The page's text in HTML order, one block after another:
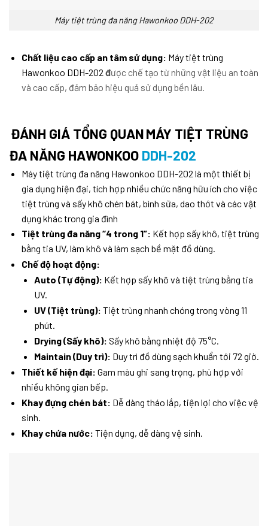
Máy tiệt trùng đa năng Hawonkoo DDH-202
Chất liệu cao cấp an tâm sử dụng: Máy tiệt trùng
Hawonkoo DDH-202 được chế tạo từ những vật liệu an toàn
và cao cấp, đảm bảo hiệu quả sử dụng bền lâu.
ĐÁNH GIÁ TỔNG QUANMÁY TIỆT TRÙNG
ĐA NĂNG HAWONKOO DDH-202
Máy tiệt trùng đa năng Hawonkoo DDH-202 là một thiết bị
gia dụng hiện đại, tích hợp nhiều chức năng hữu ích cho việc
tiệt trùng và sấy khô chén bát, bình sữa, dao thớt và các vật
dụng khác trong gia đình
Tiệt trùng đa năng “4 trong 1”: Kết hợp sấy khô, tiệt trùng
bằng tia UV, làm khô và làm sạch bề mặt đồ dùng.
Chế độ hoạt động:
Auto (Tự động): Kết hợp sấy khô và tiệt trùng bằng tia
UV.
UV (Tiệt trùng): Tiệt trùng nhanh chóng trong vòng 11
phút.
Drying (Sấy khô): Sấy khô bằng nhiệt độ 75°C.
Maintain (Duy trì): Duy trì đồ dùng sạch khuẩn tới 72 giờ.
Thiết kế hiện đại: Gam màu ghi sang trọng, phù hợp với
nhiều không gian bếp.
Khay đựng chén bát: Dễ dàng tháo lắp, tiện lợi cho việc vệ
sinh.
Khay chứa nước: Tiện dụng, dễ dàng vệ sinh.